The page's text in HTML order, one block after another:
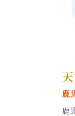
鹿
鹿